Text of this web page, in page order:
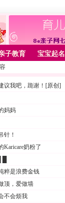
子教育 宝宝起名
议我吧，跪谢！[原创]
妈妈
针！
奶粉了
粹是浪费金钱
顶，爱做墙
不会烦我